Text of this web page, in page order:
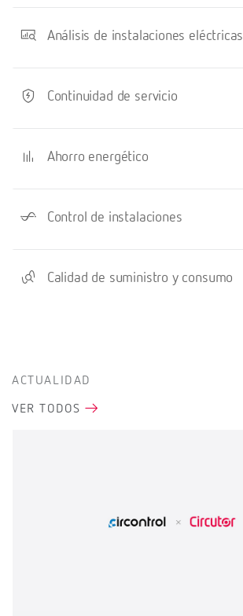
Análisis de instalaciones eléctricas
Continuidad de servicio
Ahorro energético
Control de instalaciones
Calidad de suministro y consumo
ACTUALIDAD
VER TODOS